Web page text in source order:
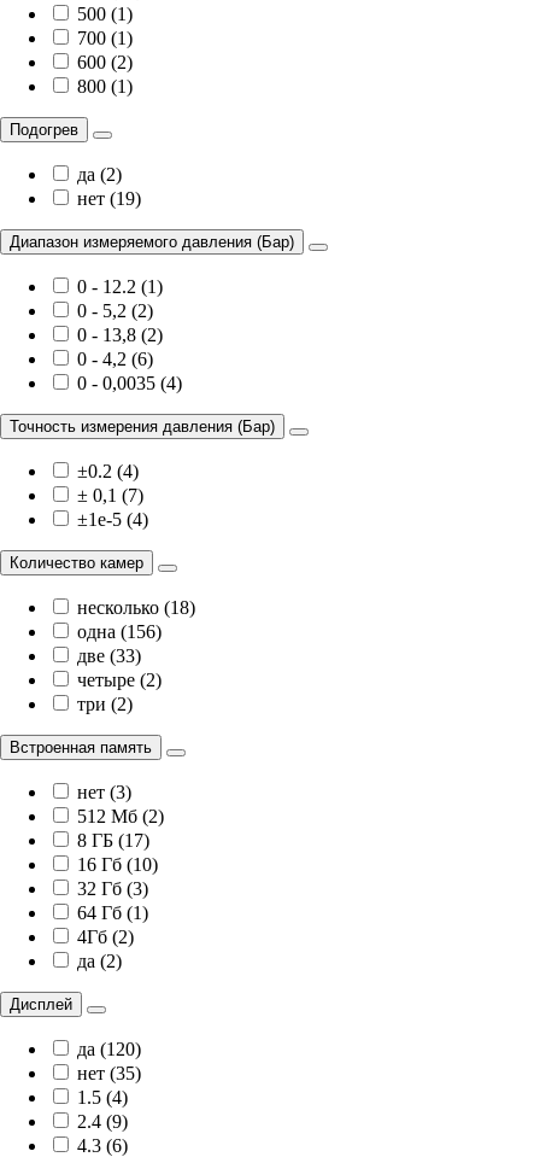
500 (1)
700 (1)
600 (2)
800 (1)
Подогрев
да (2)
нет (19)
Диапазон измеряемого давления (Бар)
0 - 12.2 (1)
0 - 5,2 (2)
0 - 13,8 (2)
0 - 4,2 (6)
0 - 0,0035 (4)
Точность измерения давления (Бар)
±0.2 (4)
± 0,1 (7)
±1e-5 (4)
Количество камер
несколько (18)
одна (156)
две (33)
четыре (2)
три (2)
Встроенная память
нет (3)
512 Мб (2)
8 ГБ (17)
16 Гб (10)
32 Гб (3)
64 Гб (1)
4Гб (2)
да (2)
Дисплей
да (120)
нет (35)
1.5 (4)
2.4 (9)
4.3 (6)